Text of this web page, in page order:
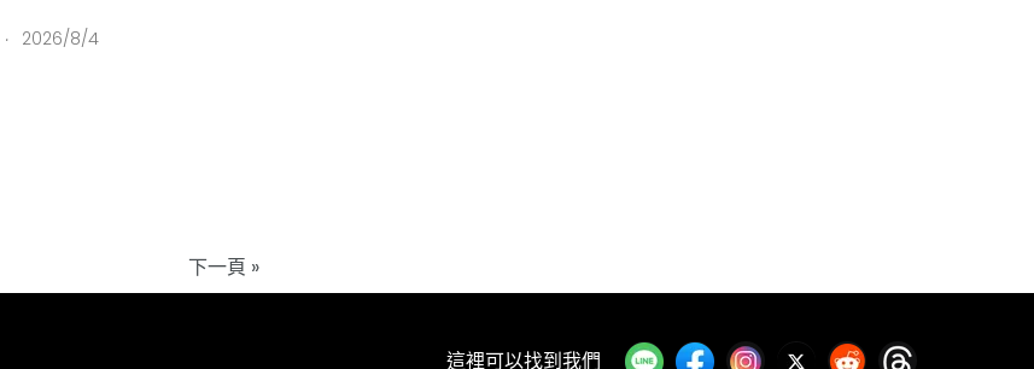
. 2026/8/4
下一頁 »
這裡可以找到我們